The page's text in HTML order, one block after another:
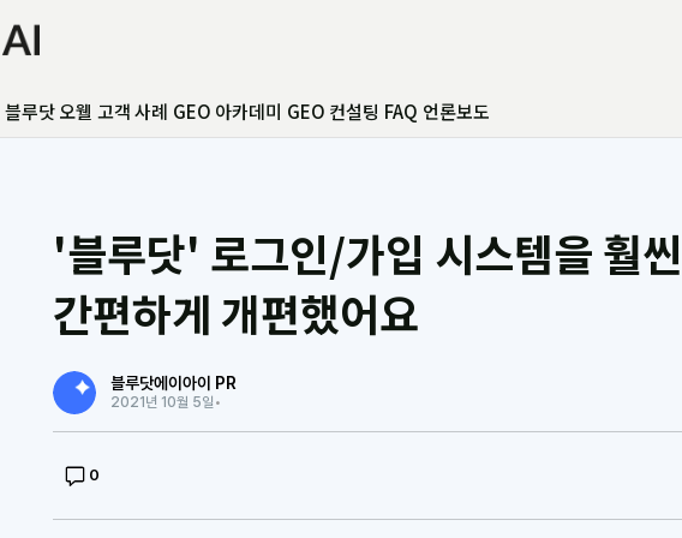
블루닷 오웰 고객 사례 GEO 아카데미 GEO 컨설팅 FAQ 언론보도
'블루닷' 로그인/가입 시스템을 훨씬
간편하게 개편했어요
블루닷에이아이 PR
2021년 10월 5일 •
0